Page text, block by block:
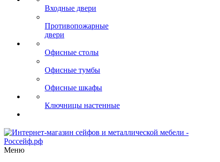
Входные двери
Противопожарные
двери
Офисные столы
Офисные тумбы
Офисные шкафы
Ключницы настенные
Меню